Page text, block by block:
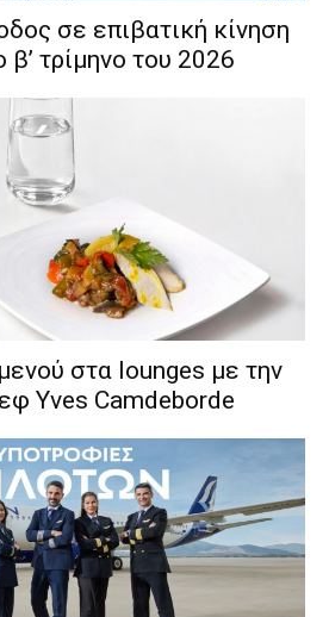
σε επιβατική κίνηση
β’ τρίμηνο του 2026
στα lounges με την
Yves Camdeborde